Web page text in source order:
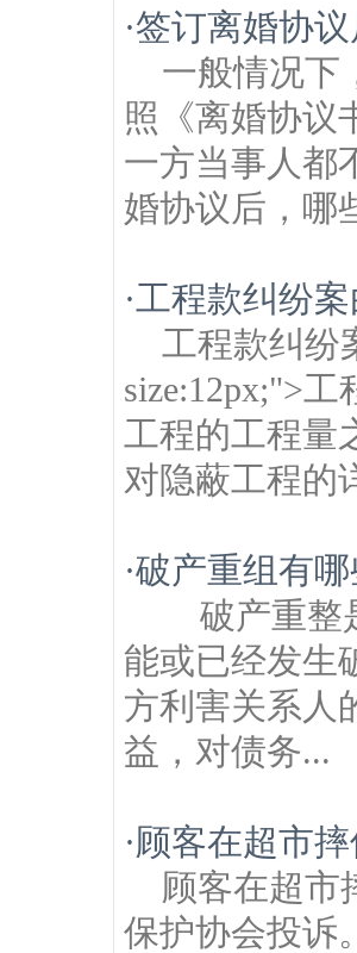
·签订离婚协
一般情况下
照《离婚协议
一方当事人都
婚协议后，哪
·工程款纠纷
工程款纠纷
size:12px;">
工程的工程量
对隐蔽工程的
·破产重组有
破产重整
能或已经发生
方利害关系人
益，对债务...
·顾客在超市
顾客在超市
保护协会投诉